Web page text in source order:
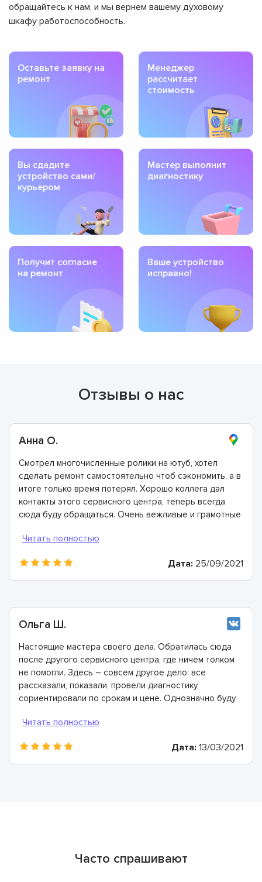
обращайтесь к нам, и мы вернем вашему духовому
шкафу работоспособность.
Оставьте заявку на
ремонт
Менеджер
рассчитает
стоимость
Вы сдадите
устройство сами/
курьером
Мастер выполнит
диагностику
Получит согласие
на ремонт
Ваше устройство
исправно!
Отзывы о нас
Анна О.
Смотрел многочисленные ролики на ютуб, хотел
сделать ремонт самостоятельно чтоб сэкономить, а в
итоге только время потерял. Хорошо коллега дал
контакты этого сервисного центра, теперь всегда
сюда буду обращаться. Очень вежливые и грамотные
гарантию.
Дата: 25/09/2021
Ольга Ш.
Настоящие мастера своего дела. Обратилась сюда
после другого сервисного центра, где ничем толком
не помогли. Здесь – совсем другое дело: все
рассказали, показали, провели диагностику,
сориентировали по срокам и цене. Однозначно буду
Дата: 13/03/2021
Часто спрашивают